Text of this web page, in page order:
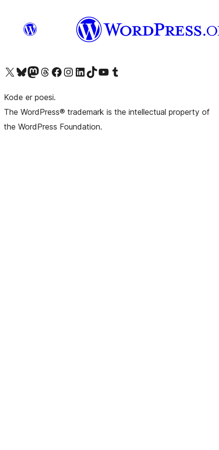
Besøg vores X (tidligere Twitter) konto
Besøg vores Bluesky-konto
Besøg vores Mastodon konto
Besøg vores Threads-konto
Besøg vores Facebook sideBesøg vores Instagram konto
Besøg vores LinkedIn konto
Besøg vores TikTok-konto
Besøg vores YouTube-kanalBesøg vores Tumblr-konto
Kode er poesi.
The WordPress® trademark is the intellectual property of
the WordPress Foundation.